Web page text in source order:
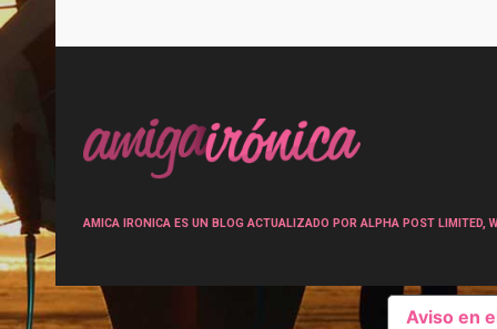
AMICA IRONICA ES UN BLOG ACTUALIZADO POR ALPHA POST
Aviso en